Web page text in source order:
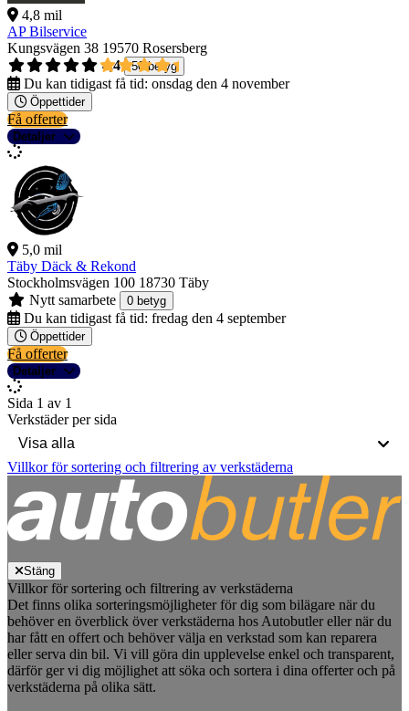
4,8 mil
AP Bilservice
Kungsvägen 38 19570 Rosersberg
4,4
50 betyg
Du kan tidigast få tid: onsdag den 4 november
Öppettider
Få offerter
Detaljer
5,0 mil
Täby Däck & Rekond
Stockholmsvägen 100 18730 Täby
Nytt samarbete
0 betyg
Du kan tidigast få tid: fredag den 4 september
Öppettider
Få offerter
Detaljer
Sida 1 av 1
Verkstäder per sida
Villkor för sortering och filtrering av verkstäderna
Stäng
Villkor för sortering och filtrering av verkstäderna
Det finns olika sorteringsmöjligheter för dig som bilägare när du
behöver en överblick över verkstäderna hos Autobutler eller när du
har fått en offert och behöver välja en verkstad som kan reparera
eller serva din bil. Vi vill göra din upplevelse enkel och transparent,
därför ger vi dig möjlighet att söka och sortera i dina offerter och på
verkstäderna på olika sätt.